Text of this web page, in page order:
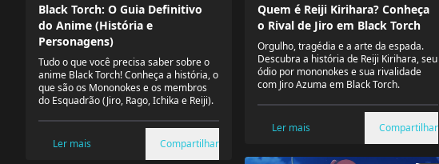
Black Torch: O Guia Definitivo
do Anime (História e
Personagens)
Tudo o que você precisa saber sobre o
anime Black Torch! Conheça a história, o
que são os Mononokes e os membros
do Esquadrão (Jiro, Rago, Ichika e Reiji).
Ler mais Compartilhar
Quem é Reiji Kirihara? Conheça
o Rival de Jiro em Black Torch
Orgulho, tragédia e a arte da espada.
Descubra a história de Reiji Kirihara, seu
ódio por mononokes e sua rivalidade
com Jiro Azuma em Black Torch.
Ler mais Compartilhar